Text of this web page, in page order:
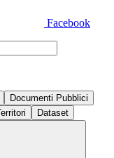
Facebook
Documenti Pubblici
Dataset